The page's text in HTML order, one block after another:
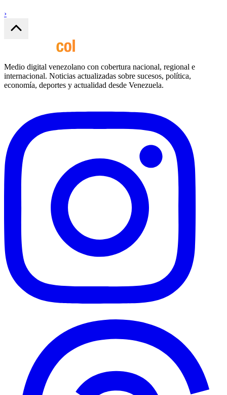
›
Medio digital venezolano con cobertura nacional, regional e
internacional. Noticias actualizadas sobre sucesos, política,
economía, deportes y actualidad desde Venezuela.